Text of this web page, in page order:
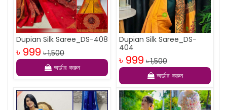
Dupian Silk Saree_DS-408
৳ 999 ৳ 1,500
অর্ডার করুন
Dupian Silk Saree_DS-
404
৳ 999 ৳ 1,500
অর্ডার করুন